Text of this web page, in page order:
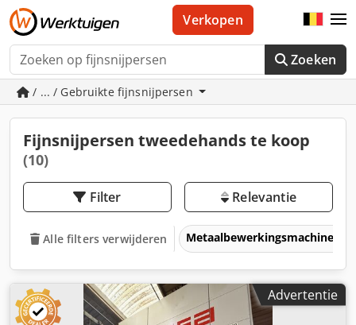
Zoeken
Verkopen
/ ... / Gebruikte fijnsnijpersen
Fijnsnijpersen tweedehands te koop
(10)
Filter Relevantie
Alle filters verwijderen Metaalbewerkingsmachines
Advertentie